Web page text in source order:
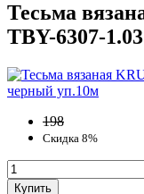
Тесьма
TBY-6307-
198
Скидка 8%